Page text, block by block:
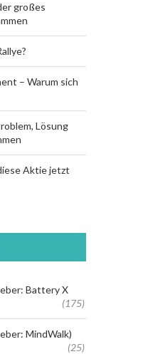
großes
– Warum sich
Lösung
Aktie jetzt
Battery X
(175)
MindWalk)
(25)